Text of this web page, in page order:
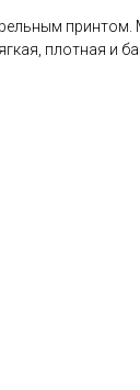
принтом.
плотная и